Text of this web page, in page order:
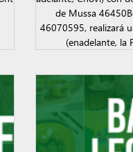
de Mussa
46070595, realizará
(enadelante, la